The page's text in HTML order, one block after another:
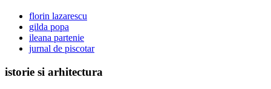
florin lazarescu
gilda popa
ileana partenie
jurnal de piscotar
istorie si arhitectura